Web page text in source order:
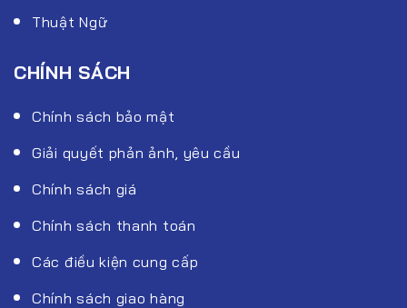
Thuật Ngữ
CHÍNH SÁCH
Chính sách bảo mật
Giải quyết phản ảnh, yêu cầu
Chính sách giá
Chính sách thanh toán
Các điều kiện cung cấp
Chính sách giao hàng